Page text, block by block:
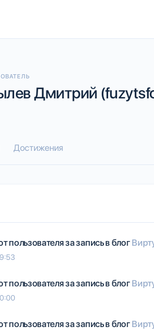
Дмитрий
Достижения
пользователяза запись в блог
пользователяза запись в блог
пользователяза запись в блог